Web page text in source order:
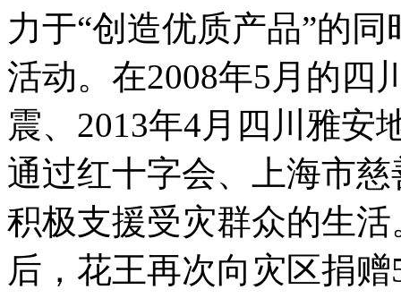
力于“创造优质产品”的
活动。在2008年5月的四
震、2013年4月四川雅安
通过红十字会、上海市
积极支援受灾群众的生
后，花王再次向灾区捐